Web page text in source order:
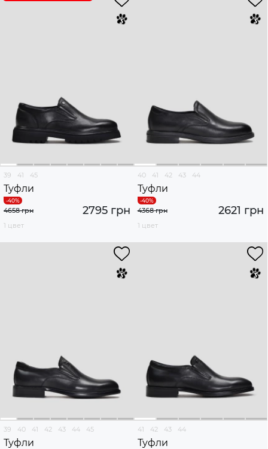
39 41 45
Туфли
2795 грн
4658 грн
1 цвет
40 41 42 43 44
Туфли
2621 грн
4368 грн
1 цвет
39 40 41 42 43 44 45
Туфли
41 42 43 44
Туфли